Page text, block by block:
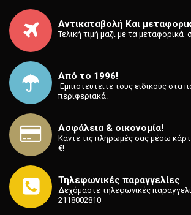
Αντικαταβολή Και
Τελική τιμή μαζί με τα μεταφορικά
Από το 1996!
Εμπιστευτείτε τους ειδικούς στα
περιφεριακά.
Ασφάλεια & οικονομία!
Κάντε τις πληρωμές σας μέσω
€!
Τηλεφωνικές παραγγελίες
Δεχόμαστε τηλεφωνικές
2118002810